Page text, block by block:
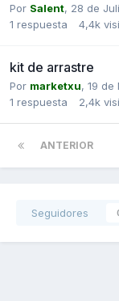
Por Salent, 28 de
1 respuesta 4,4k
kit de arrastre
Por marketxu, 19 de
1 respuesta 2,4k
ANTERIOR
Seguidores